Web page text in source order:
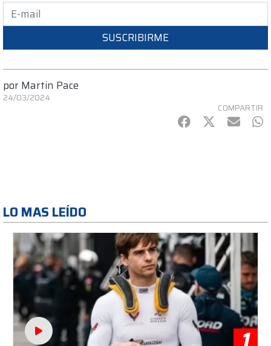
SUSCRIBIRME
por Martin Pace
24/03/2024
COMPARTIR
Facebook
Twitter
mail
LO MAS LEÍDO